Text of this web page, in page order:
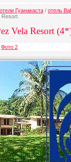
отели Гуанакаста / отель
Resort
Vela Resort
Фото 2